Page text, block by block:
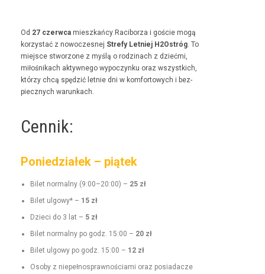
Od 27 czer­w­ca mieszkań­cy Raci­borza i goś­cie mogą
korzys­tać z nowoczes­nej Stre­fy Let­niej H2Ostróg. To
miejsce stwor­zone z myślą o rodz­i­nach z dzieć­mi,
miłośnikach akty­wnego wypoczynku oraz wszys­t­kich,
którzy chcą spędz­ić let­nie dni w kom­for­towych i bez­
piecznych warunkach.
Cennik:
Poniedziałek – piątek
Bilet nor­mal­ny (9:00–20:00) – 25 zł
Bilet ulgo­wy* – 15 zł
Dzieci do 3 lat – 5 zł
Bilet nor­mal­ny po godz. 15:00 – 20 zł
Bilet ulgo­wy po godz. 15:00 – 12 zł
Oso­by z niepełnosprawnoś­ci­a­mi oraz posi­adacze